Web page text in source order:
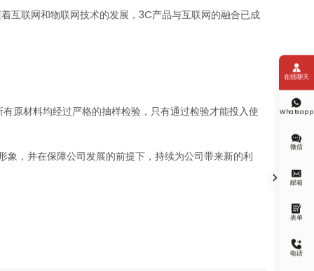
互联网和物联网技术的发展，3C产品与互联网的融合已成
原材料均经过严格的抽样检验，只有通过检验才能投入使
，并在保障公司发展的前提下，持续为公司带来新的利

在线聊天

Whatsapp

微信

邮箱

表单

电话
